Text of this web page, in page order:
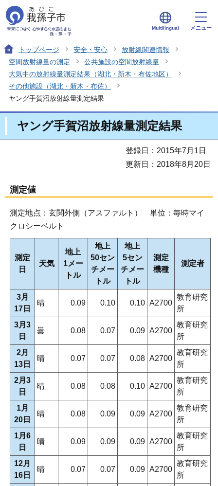
Multilingual メニュー
トップページ 安全・安心
放射線関連情報
空間放射線量の測定
公共施設の空間放射線量
大気中の放射線量測定結果（湖北・新木・布佐地区）
その他施設（湖北・新木・布佐）
ヤング手賀沼放射線量測定結果
ヤング手賀沼放射線量測定結果
登録日：2015年7月1日
更新日：2018年8月20日
測定値
測定地点：玄関外側（アスファルト） 単位：毎時マイ
クロシーベルト
測定
日
天気
地上
1メー
トル
地上
50セン
チメー
トル
地上
5セン
チメー
トル
測定
機種
測定者
3月
17日
晴 0.09 0.10 0.10 A2700
教育研究
所
3月3
日
曇 0.08 0.07 0.09 A2700
教育研究
所
2月
13日
晴 0.07 0.07 0.08 A2700
教育研究
所
2月3
日
晴 0.08 0.08 0.10 A2700
教育研究
所
1月
20日
晴 0.08 0.09 0.09 A2700
教育研究
所
1月6
日
晴 0.09 0.09 0.09 A2700
教育研究
所
12月
16日
晴 0.07 0.07 0.09 A2700
教育研究
所